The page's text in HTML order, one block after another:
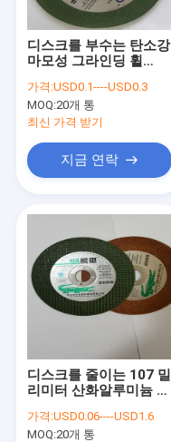
디스크를 부수는 탄소강
마모성 그라인딩 휠
수지
가격:USD0.1----USD0.3
MOQ:20개 통
최신 가격 받기
지금 연락
디스크를 줄이는 107 밀
리미터 산화알루미늄 마
레진 본드
가격:USD0.06----USD1.6
MOQ:20개 통